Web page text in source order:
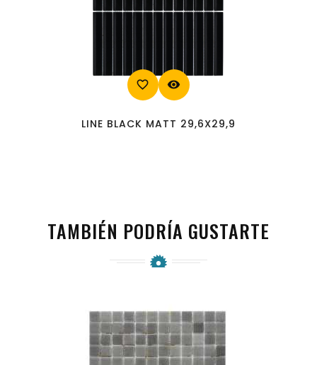
favorite_border visibility
LINE BLACK MATT 29,6X29,9
TAMBIÉN PODRÍA GUSTARTE